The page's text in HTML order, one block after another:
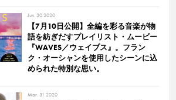
Jun. 30 2020
【7月10日公開】全編を彩る音楽が物
語を紡ぎだすプレイリスト・ムービー
『WAVES／ウェイブス』。フラン
ク・オーシャンを使用したシーンに込
められた特別な思い。
Mar. 31 2020